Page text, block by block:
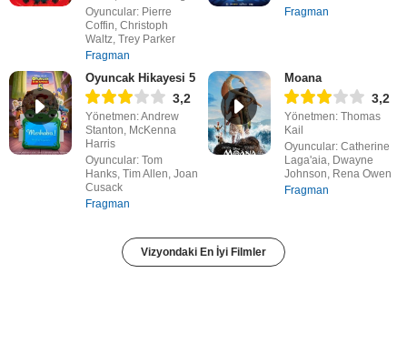
Oyuncular: Pierre
Coffin, Christoph
Waltz, Trey Parker
Fragman
Fragman
Oyuncak Hikayesi 5
3,2
Yönetmen: Andrew
Stanton, McKenna
Harris
Oyuncular: Tom
Hanks, Tim Allen, Joan
Cusack
Fragman
Moana
3,2
Yönetmen: Thomas
Kail
Oyuncular: Catherine
Laga'aia, Dwayne
Johnson, Rena Owen
Fragman
Vizyondaki En İyi Filmler